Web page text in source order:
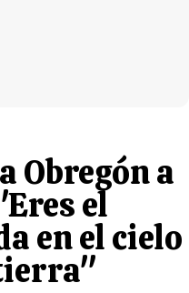
Obregón a
el
en el cielo